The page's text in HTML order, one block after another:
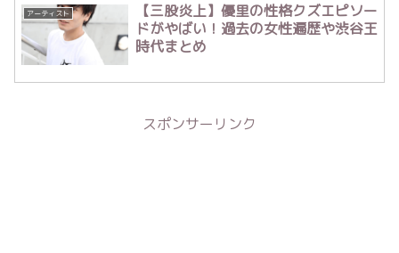
アーティスト
【三股炎上】優里の性格クズエピソー
ドがやばい！過去の女性遍歴や渋谷王
時代まとめ
スポンサーリンク